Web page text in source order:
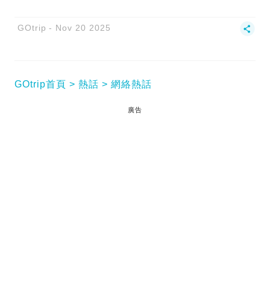
GOtrip Nov 20 2025
GOtrip首頁 熱話 網絡熱話
廣告